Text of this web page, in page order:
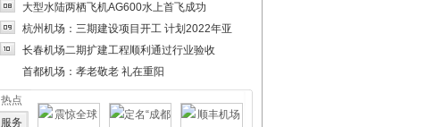
大型水陆两栖飞机AG600水上首飞成功
杭州机场：三期建设项目开工 计划2022年亚
长春机场二期扩建工程顺利通过行业验收
首都机场：孝老敬老 礼在重阳
热点
服务